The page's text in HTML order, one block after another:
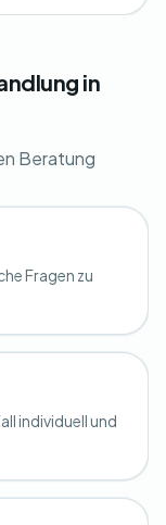
in
Beratung
Fragen zu
individuell und